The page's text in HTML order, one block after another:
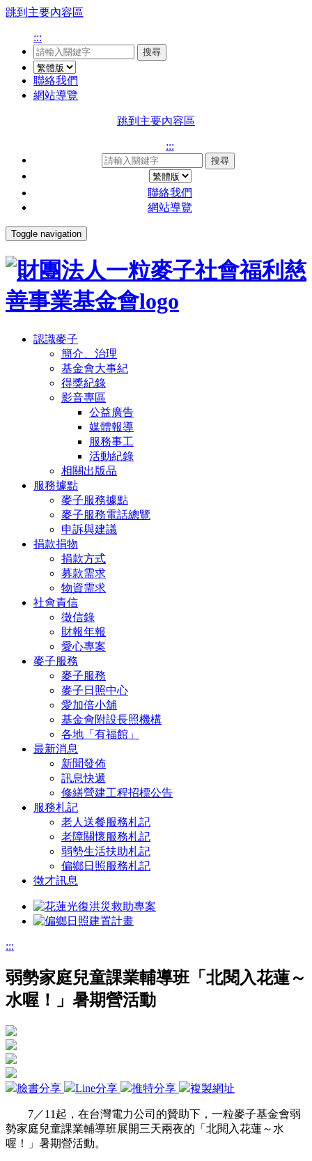
跳到主要內容區
:::
搜尋
聯絡我們
網站導覽
跳到主要內容區
:::
搜尋
聯絡我們
網站導覽
Toggle navigation
認識麥子
簡介、治理
基金會大事紀
得獎紀錄
影音專區
公益廣告
媒體報導
服務事工
活動紀錄
相關出版品
服務據點
麥子服務據點
麥子服務電話總覽
申訴與建議
捐款捐物
捐款方式
募款需求
物資需求
社會責信
徵信錄
財報年報
愛心專案
麥子服務
麥子服務
麥子日照中心
愛加倍小舖
基金會附設長照機構
各地「有福館」
最新消息
新聞發佈
訊息快遞
修繕營建工程招標公告
服務札記
老人送餐服務札記
老障關懷服務札記
弱勢生活扶助札記
偏鄉日照服務札記
徵才訊息
:::
弱勢家庭兒童課業輔導班「北閱入花蓮～
水喔！」暑期營活動
臉書分享 Line分享 推特分享 複製網址
7／11 起，在台灣電力公司的贊助下，一粒麥子基金會弱
勢家庭兒童課業輔導班展開三天兩夜的「北閱入花蓮～水
喔！」暑期營活動。